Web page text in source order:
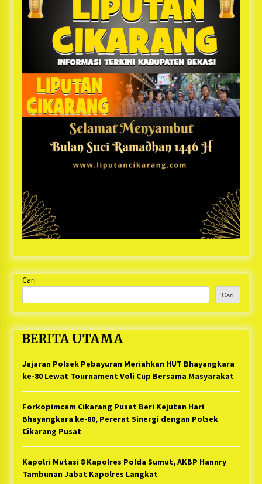
Cari
Cari
BERITA UTAMA
Jajaran Polsek Pebayuran Meriahkan HUT Bhayangkara
ke-80 Lewat Tournament Voli Cup Bersama Masyarakat
Forkopimcam Cikarang Pusat Beri Kejutan Hari
Bhayangkara ke-80, Pererat Sinergi dengan Polsek
Cikarang Pusat
Kapolri Mutasi 8 Kapolres Polda Sumut, AKBP Hannry
Tambunan Jabat Kapolres Langkat